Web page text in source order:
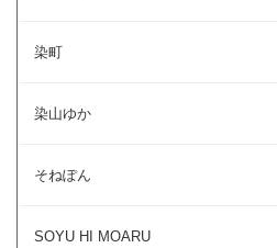
染町
染山ゆか
そねぽん
SOYU HI MOARU